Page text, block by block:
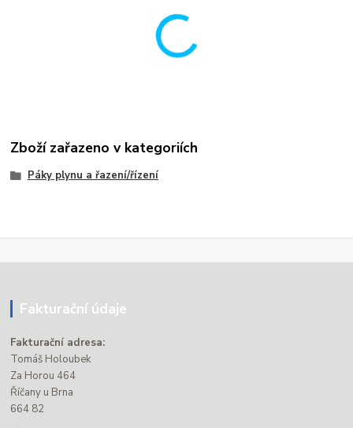
Zboží zařazeno v kategoriích
Páky plynu a řazení/řízení
Fakturační údaje
Fakturační adresa:
Tomáš Holoubek
Za Horou 464
Říčany u Brna
664 82